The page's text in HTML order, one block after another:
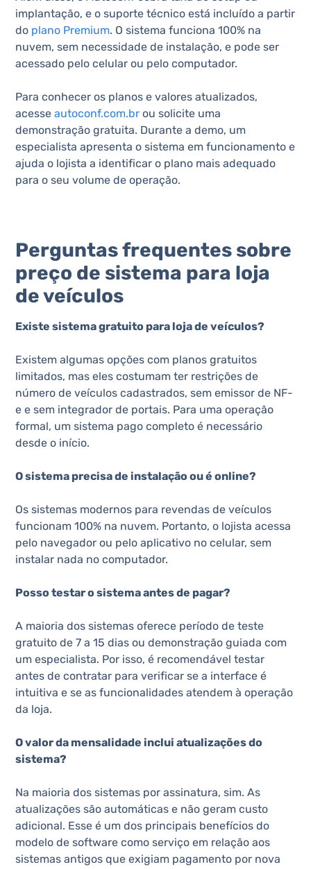
implantação, e o suporte técnico está incluído a partir
do plano Premium. O sistema funciona 100% na
nuvem, sem necessidade de instalação, e pode ser
acessado pelo celular ou pelo computador.
Para conhecer os planos e valores atualizados,
acesse autoconf.com.br ou solicite uma
demonstração gratuita. Durante a demo, um
especialista apresenta o sistema em funcionamento e
ajuda o lojista a identificar o plano mais adequado
para o seu volume de operação.
Perguntas frequentes sobre
preço de sistema para loja
de veículos
Existe sistema gratuito para loja de veículos?
Existem algumas opções com planos gratuitos
limitados, mas eles costumam ter restrições de
número de veículos cadastrados, sem emissor de NF-
e e sem integrador de portais. Para uma operação
formal, um sistema pago completo é necessário
desde o início.
O sistema precisa de instalação ou é online?
Os sistemas modernos para revendas de veículos
funcionam 100% na nuvem. Portanto, o lojista acessa
pelo navegador ou pelo aplicativo no celular, sem
instalar nada no computador.
Posso testar o sistema antes de pagar?
A maioria dos sistemas oferece período de teste
gratuito de 7 a 15 dias ou demonstração guiada com
um especialista. Por isso, é recomendável testar
antes de contratar para verificar se a interface é
intuitiva e se as funcionalidades atendem à operação
da loja.
O valor da mensalidade inclui atualizações do
sistema?
Na maioria dos sistemas por assinatura, sim. As
atualizações são automáticas e não geram custo
adicional. Esse é um dos principais benefícios do
modelo de software como serviço em relação aos
sistemas antigos que exigiam pagamento por nova